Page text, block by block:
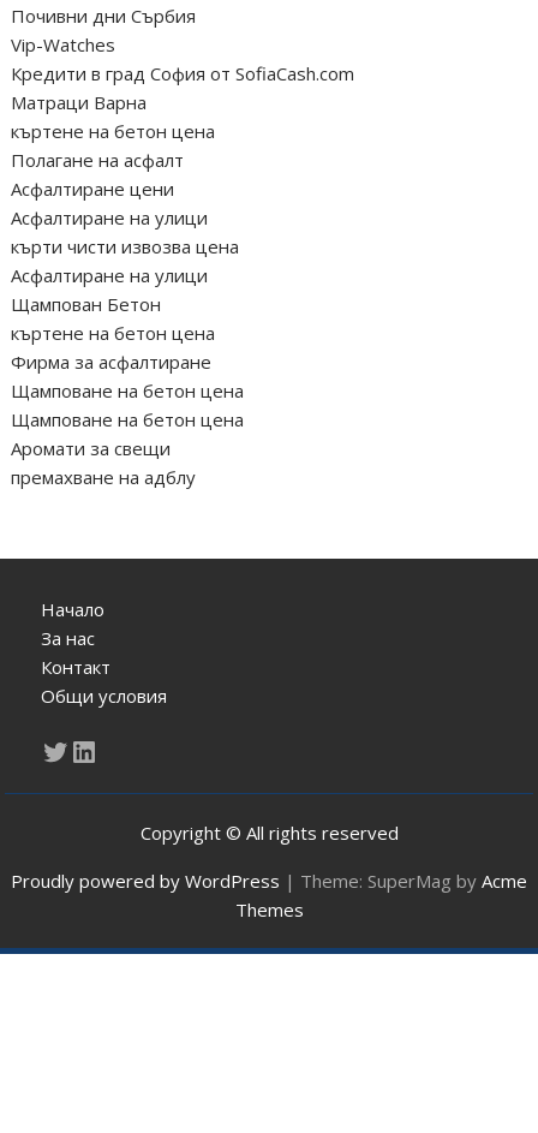
Почивни дни Сърбия
Vip-Watches
Кредити в град София от SofiaCash.com
Матраци Варна
къртене на бетон цена
Полагане на асфалт
Асфалтиране цени
Асфалтиране на улици
кърти чисти извозва цена
Асфалтиране на улици
Щампован Бетон
къртене на бетон цена
Фирма за асфалтиране
Щамповане на бетон цена
Щамповане на бетон цена
Аромати за свещи
премахване на адблу
Начало
За нас
Контакт
Общи условия
Twitter
LinkedIn
Copyright © All rights reserved
Proudly powered by WordPress | Theme: SuperMag by Acme
Themes